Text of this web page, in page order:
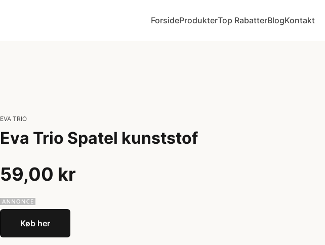
ForsideProdukterTop RabatterBlogKontakt
EVA TRIO
Eva Trio Spatel kunststof
59,00 kr
Køb her